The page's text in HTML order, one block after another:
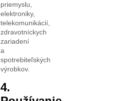
priemyslu,
elektroniky,
telekomunikácií,
zdravotníckych
zariadení
a
spotrebiteľských
výrobkov.
4.